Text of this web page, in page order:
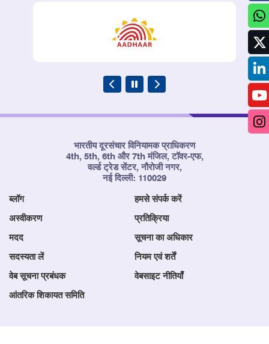
भारतीय दूरसंचार विनियामक प्राधिकरण
4th, 5th, 6th और 7th मंजिल, टॉवर-एफ,
वर्ल्ड ट्रेड सेंटर, नौरोजी नगर,
नई दिल्ली: 110029
ब्लॉग हमसे संपर्क करें
अस्वीकरण प्रतिक्रिया
मदद सूचना का अधिकार
सदस्यता लें नियम एवं शर्तें
वेब सूचना प्रबंधक वेबसाइट नीतियाँ
आंतरिक शिकायत समिति